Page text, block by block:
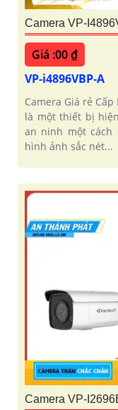
Camera VP-
Giá :00 ₫
VP-i4896VBP-A
Camera Giá rẻ Cấp
là một thiết bị
an ninh một cách
hình ảnh sắc nét...
Camera VP-